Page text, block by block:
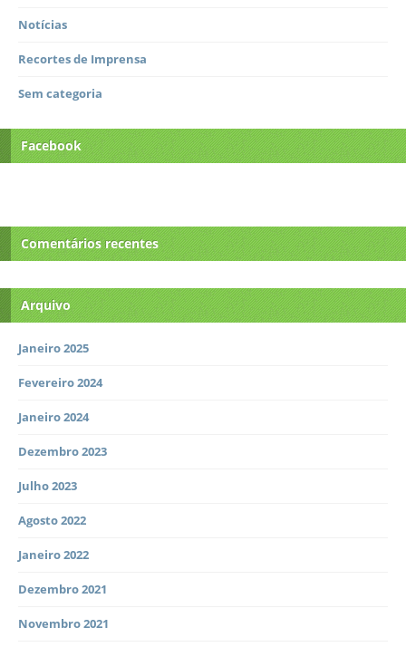
Notícias
Recortes de Imprensa
Sem categoria
Facebook
Comentários recentes
Arquivo
Janeiro 2025
Fevereiro 2024
Janeiro 2024
Dezembro 2023
Julho 2023
Agosto 2022
Janeiro 2022
Dezembro 2021
Novembro 2021